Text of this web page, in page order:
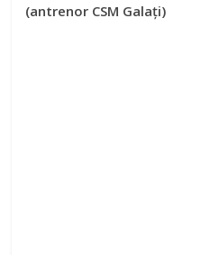
(antrenor CSM Galați)